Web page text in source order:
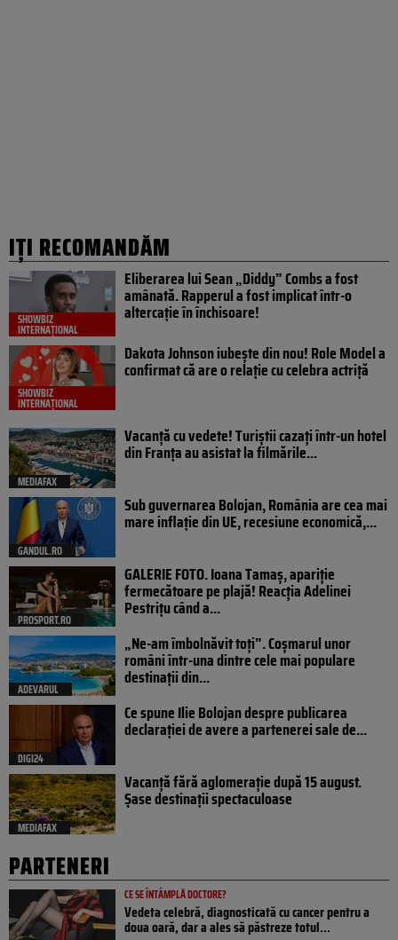
IȚI RECOMANDĂM
SHOWBIZ
INTERNAȚIONAL
Eliberarea lui Sean „Diddy” Combs a fost
amânată. Rapperul a fost implicat într-o
altercație în închisoare!
SHOWBIZ
INTERNAȚIONAL
Dakota Johnson iubește din nou! Role Model a
confirmat că are o relație cu celebra actriță
MEDIAFAX
Vacanță cu vedete! Turiștii cazați într-un hotel
din Franța au asistat la filmările...
GANDUL.RO
Sub guvernarea Bolojan, România are cea mai
mare inflație din UE, recesiune economică,...
PROSPORT.RO
GALERIE FOTO. Ioana Tamaş, apariție
fermecătoare pe plajă! Reacția Adelinei
Pestrițu când a...
ADEVARUL
„Ne-am îmbolnăvit toți”. Coșmarul unor
români într-una dintre cele mai populare
destinații din...
DIGI24
Ce spune Ilie Bolojan despre publicarea
declarației de avere a partenerei sale de...
MEDIAFAX
Vacanță fără aglomerație după 15 august.
Șase destinații spectaculoase
PARTENERI
CE SE ÎNTÂMPLĂ DOCTORE?
Vedeta celebră, diagnosticată cu cancer pentru a
doua oară, dar a ales să păstreze totul...